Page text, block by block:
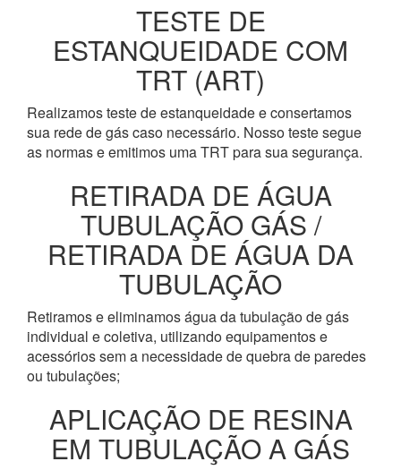
TESTE DE
ESTANQUEIDADE COM
TRT (ART)
Realizamos teste de estanqueidade e consertamos
sua rede de gás caso necessário. Nosso teste segue
as normas e emitimos uma TRT para sua segurança.
RETIRADA DE ÁGUA
TUBULAÇÃO GÁS /
RETIRADA DE ÁGUA DA
TUBULAÇÃO
Retiramos e eliminamos água da tubulação de gás
individual e coletiva, utilizando equipamentos e
acessórios sem a necessidade de quebra de paredes
ou tubulações;
APLICAÇÃO DE RESINA
EM TUBULAÇÃO A GÁS